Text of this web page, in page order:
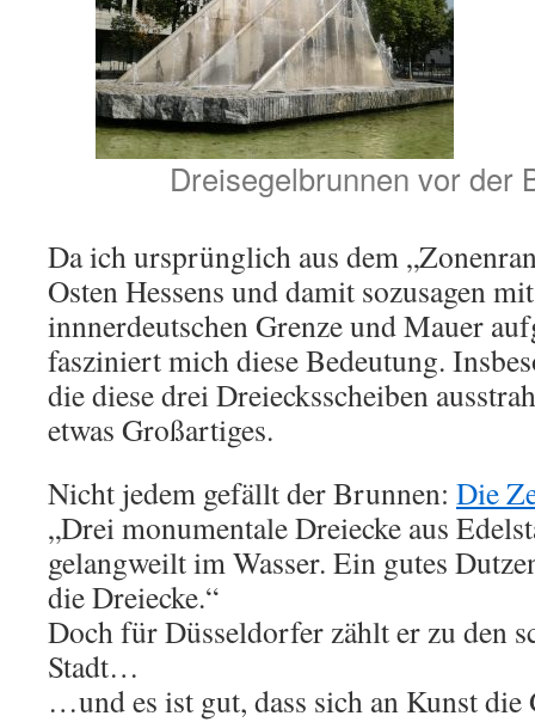
Dreisegelbrunnen vor der
Da ich ursprünglich aus dem
Osten Hessens und damit sozusagen
innnerdeutschen Grenze und Mauer
fasziniert mich diese Bedeutung.
die diese drei Dreiecksscheiben
etwas Großartiges.
Nicht jedem gefällt der Brunnen: Die
„Drei monumentale Dreiecke aus
gelangweilt im Wasser. Ein gutes
die Dreiecke.“
Doch für Düsseldorfer zählt er zu den
Stadt…
…und es ist gut, dass sich an Kunst die